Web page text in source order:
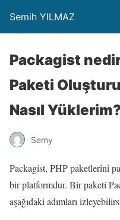
Semih YILMAZ
Packagist
Paketi
Nasıl
Semy
Packagist, PHP paketlerini
bir platformdur. Bir paketi
aşağıdaki adımları